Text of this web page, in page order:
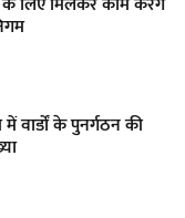
वार्डों के पुनर्गठन की